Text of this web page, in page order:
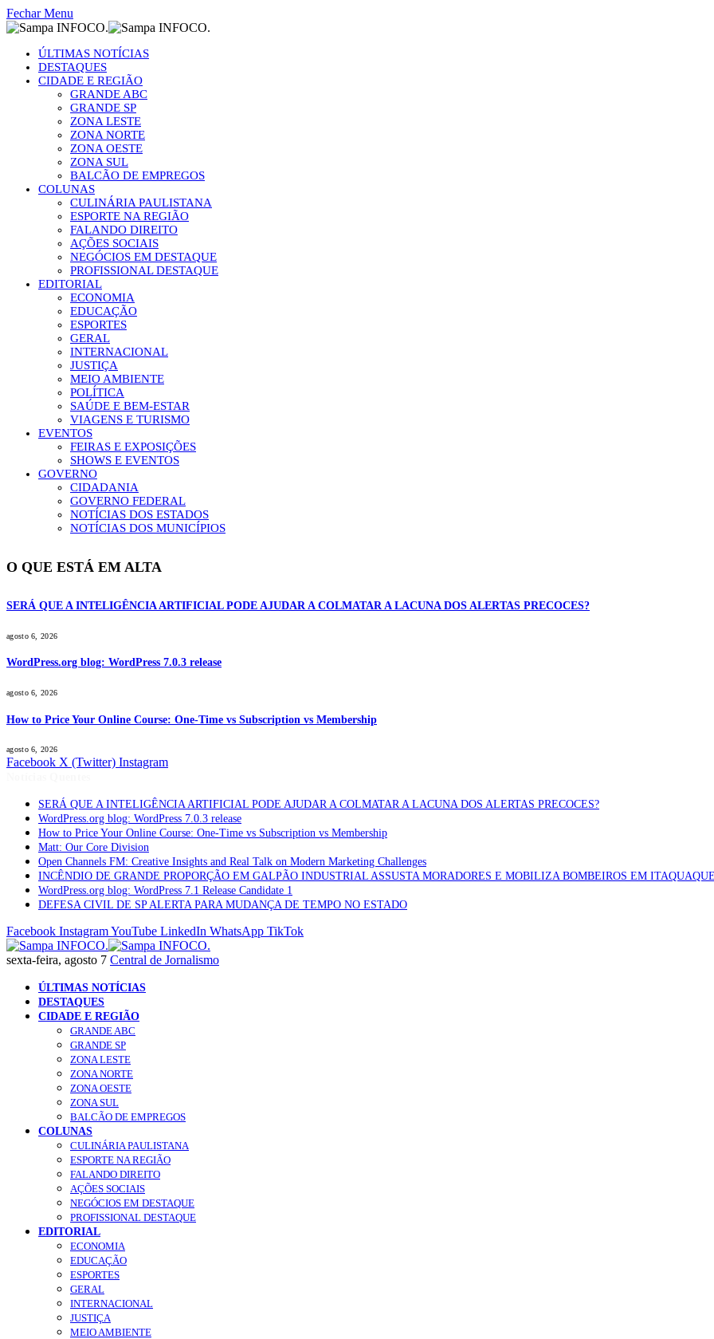
Fechar Menu
ÚLTIMAS NOTÍCIAS
DESTAQUES
CIDADE E REGIÃO
GRANDE ABC
GRANDE SP
ZONA LESTE
ZONA NORTE
ZONA OESTE
ZONA SUL
BALCÃO DE EMPREGOS
COLUNAS
CULINÁRIA PAULISTANA
ESPORTE NA REGIÃO
FALANDO DIREITO
AÇÕES SOCIAIS
NEGÓCIOS EM DESTAQUE
PROFISSIONAL DESTAQUE
EDITORIAL
ECONOMIA
EDUCAÇÃO
ESPORTES
GERAL
INTERNACIONAL
JUSTIÇA
MEIO AMBIENTE
POLÍTICA
SAÚDE E BEM-ESTAR
VIAGENS E TURISMO
EVENTOS
FEIRAS E EXPOSIÇÕES
SHOWS E EVENTOS
GOVERNO
CIDADANIA
GOVERNO FEDERAL
NOTÍCIAS DOS ESTADOS
NOTÍCIAS DOS MUNICÍPIOS
O QUE ESTÁ EM ALTA
SERÁ QUE A INTELIGÊNCIA ARTIFICIAL PODE AJUDAR A COLMATAR A LACUNA DOS ALERTAS PRECOCES?
agosto 6, 2026
WordPress.org blog: WordPress 7.0.3 release
agosto 6, 2026
How to Price Your Online Course: One-Time vs Subscription vs Membership
agosto 6, 2026
Facebook X (Twitter) Instagram
SERÁ QUE A INTELIGÊNCIA ARTIFICIAL PODE AJUDAR A COLMATAR A LACUNA DOS ALERTAS PRECOCES?
WordPress.org blog: WordPress 7.0.3 release
How to Price Your Online Course: One-Time vs Subscription vs Membership
Matt: Our Core Division
Open Channels FM: Creative Insights and Real Talk on Modern Marketing Challenges
INCÊNDIO DE GRANDE PROPORÇÃO EM GALPÃO INDUSTRIAL ASSUSTA MORADORES E MOBILIZA BOMBEIROS EM
WordPress.org blog: WordPress 7.1 Release Candidate 1
DEFESA CIVIL DE SP ALERTA PARA MUDANÇA DE TEMPO NO ESTADO
Facebook InstagramYouTube LinkedIn WhatsApp TikTok
sexta-feira, agosto 7 Central de Jornalismo
ÚLTIMAS NOTÍCIAS
DESTAQUES
CIDADE E REGIÃO
GRANDE ABC
GRANDE SP
ZONA LESTE
ZONA NORTE
ZONA OESTE
ZONA SUL
BALCÃO DE EMPREGOS
COLUNAS
CULINÁRIA PAULISTANA
ESPORTE NA REGIÃO
FALANDO DIREITO
AÇÕES SOCIAIS
NEGÓCIOS EM DESTAQUE
PROFISSIONAL DESTAQUE
EDITORIAL
ECONOMIA
EDUCAÇÃO
ESPORTES
GERAL
INTERNACIONAL
JUSTIÇA
MEIO AMBIENTE